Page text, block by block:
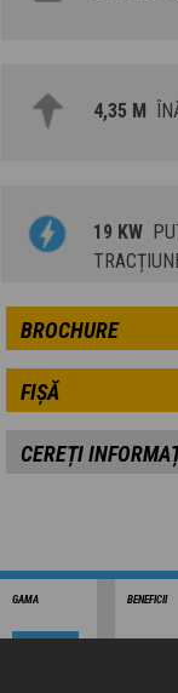
4,35 M
19 KW
BROCHURE
FIȘĂ
CEREȚI
GAMA BENEFICII